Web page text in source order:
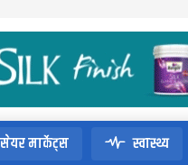
सेयर मार्केट्स स्वास्थ्य